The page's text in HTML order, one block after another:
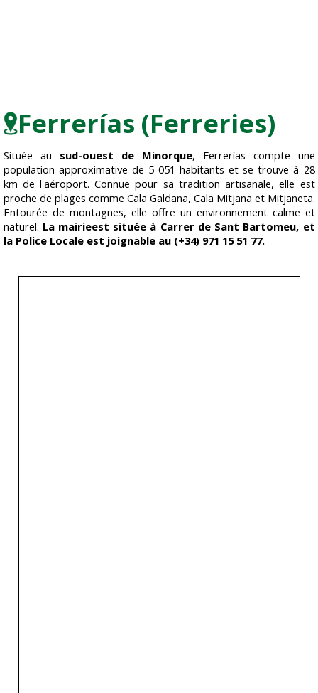
Ferrerías (Ferreries)
Située au sud-ouest de Minorque, Ferrerías compte une
population approximative de 5 051 habitants et se trouve à 28
km de l'aéroport. Connue pour sa tradition artisanale, elle est
proche de plages comme Cala Galdana, Cala Mitjana et Mitjaneta.
Entourée de montagnes, elle offre un environnement calme et
naturel. La mairieest située à Carrer de Sant Bartomeu, et
la Police Locale est joignable au (+34) 971 15 51 77.